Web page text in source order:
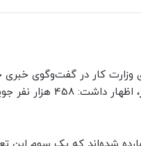
وزارت کار در گفت‌وگوی خبری
، اظهار داشت: